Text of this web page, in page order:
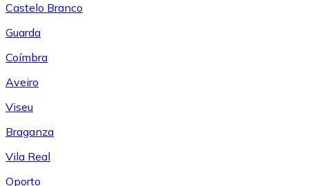
Castelo Branco
Guarda
Coímbra
Aveiro
Viseu
Braganza
Vila Real
Oporto